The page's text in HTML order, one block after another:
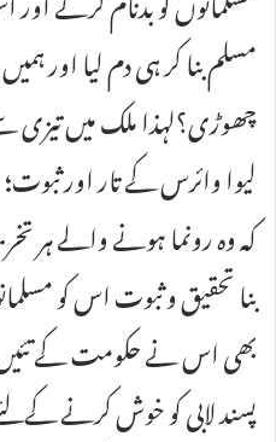
مسلم بنا کر ہی دم لیا اور
چھوڑی؟لہذا ملک میں
لیوا وائرس کے تار اور
کہ وہ رونما ہونے والے ہر
بنا تحقیق و ثبوت اس کو
بھی اس نے حکومت کے
پسند لابی کو خوش کرنے